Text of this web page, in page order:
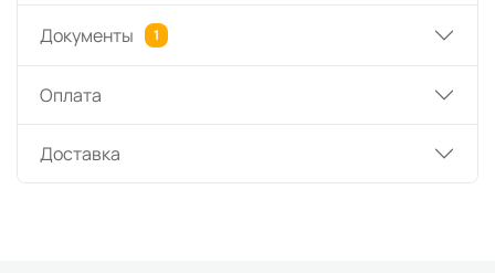
Документы 1
Оплата
Доставка